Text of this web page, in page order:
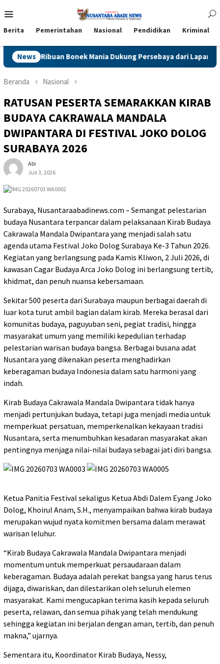
ke
Mobile
Berita Pemerintahan Nasional Pendidikan Kriminal
News
Ribuan Bonek Mania Dukung Persebaya dari Lapangan
Beranda Nasional
RATUSAN PESERTA SEMARAKKAN KIRAB
BUDAYA CAKRAWALA MANDALA
DWIPANTARA DI FESTIVAL JOKO DOLOG
SURABAYA 2026
Abi
Juli 3, 2026
Surabaya, Nusantaraabadinews.com – Semangat pelestarian
budaya Nusantara terpancar dalam pelaksanaan Kirab Budaya
Cakrawala Mandala Dwipantara yang menjadi salah satu
agenda utama Festival Joko Dolog Surabaya Ke-3 Tahun 2026.
Kegiatan yang berlangsung pada Kamis Kliwon, 2 Juli 2026, di
kawasan Cagar Budaya Arca Joko Dolog ini berlangsung tertib,
khidmat, dan penuh nuansa kebersamaan.
Sekitar 500 peserta dari Surabaya maupun berbagai daerah di
luar kota turut ambil bagian dalam kirab. Mereka berasal dari
komunitas budaya, paguyuban seni, pegiat tradisi, hingga
masyarakat umum yang memiliki kepedulian terhadap
pelestarian warisan budaya bangsa. Berbagai busana adat
Nusantara yang dikenakan peserta menghadirkan
keberagaman budaya Indonesia dalam satu harmoni yang
indah.
Kirab Budaya Cakrawala Mandala Dwipantara tidak hanya
menjadi pertunjukan budaya, tetapi juga menjadi media untuk
memperkuat persatuan, memperkenalkan kekayaan tradisi
Nusantara, serta menumbuhkan kesadaran masyarakat akan
pentingnya menjaga nilai-nilai budaya sebagai jati diri bangsa.
Ketua Panitia Festival sekaligus Ketua Abdi Dalem Eyang Joko
Dolog, Khoirul Anam, S.H., menyampaikan bahwa kirab budaya
merupakan wujud nyata komitmen bersama dalam merawat
warisan leluhur.
“Kirab Budaya Cakrawala Mandala Dwipantara menjadi
momentum untuk memperkuat persaudaraan dalam
keberagaman. Budaya adalah perekat bangsa yang harus terus
dijaga, diwariskan, dan dilestarikan oleh seluruh elemen
masyarakat. Kami mengucapkan terima kasih kepada seluruh
peserta, relawan, dan semua pihak yang telah mendukung
sehingga kegiatan ini berjalan dengan aman, tertib, dan penuh
makna,” ujarnya.
Sementara itu, Koordinator Kirab Budaya, Nessy,